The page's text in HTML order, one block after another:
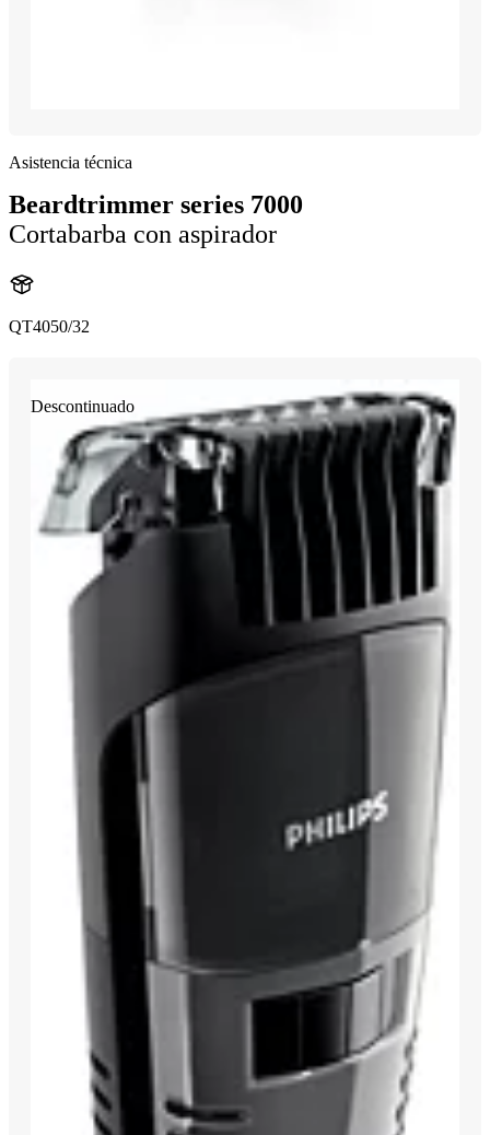
Asistencia técnica
Beardtrimmer series 7000
Cortabarba con aspirador
QT4050/32
Descontinuado